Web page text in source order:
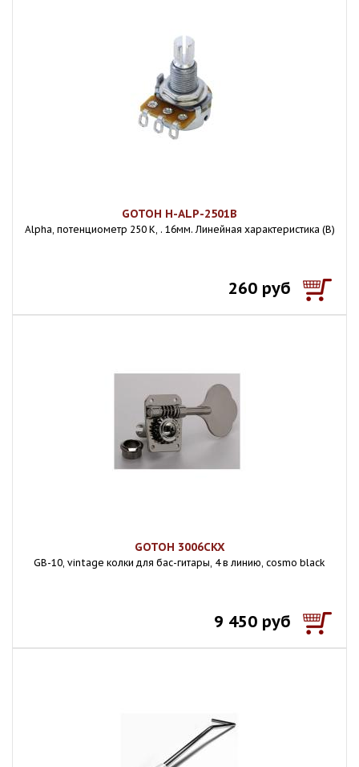
GOTOH H-ALP-2501B
Alpha, потенциометр 250 К, . 16мм. Линейная характеристика (B)
260 руб
GOTOH 3006CKX
GB-10, vintage колки для бас-гитары, 4 в линию, cosmo black
9 450 руб